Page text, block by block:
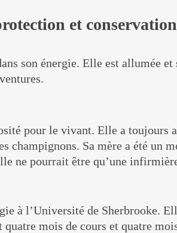
et
son énergie. Elle est allumée
pour le vivant. Elle a toujours
champignons. Sa mère a été un
ne pourrait être qu’une
à l’Université de Sherbrooke.
mois de cours et quatre